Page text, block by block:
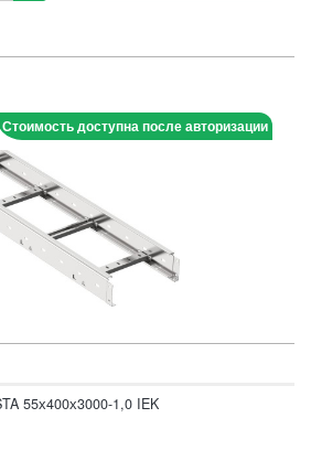
Стоимость доступна после авторизации
55х400х3000-1,0 IEK